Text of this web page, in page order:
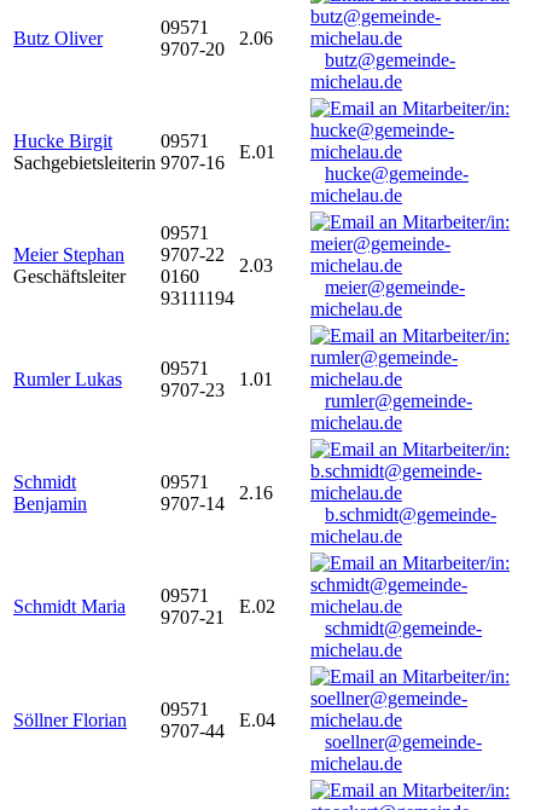
Butz Oliver
09571
9707-20
2.06
butz@gemeinde-
michelau.de
Hucke Birgit
Sachgebietsleiterin
09571
9707-16
E.01
hucke@gemeinde-
michelau.de
Meier Stephan
Geschäftsleiter
09571
9707-22
0160
93111194
2.03
meier@gemeinde-
michelau.de
Rumler Lukas
09571
9707-23
1.01
rumler@gemeinde-
michelau.de
Schmidt
Benjamin
09571
9707-14
2.16
b.schmidt@gemeinde-
michelau.de
Schmidt Maria
09571
9707-21
E.02
schmidt@gemeinde-
michelau.de
Söllner Florian
09571
9707-44
E.04
soellner@gemeinde-
michelau.de